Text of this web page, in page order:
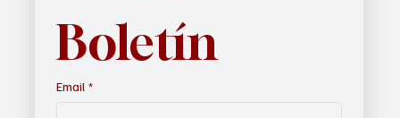
Boletín
Email *